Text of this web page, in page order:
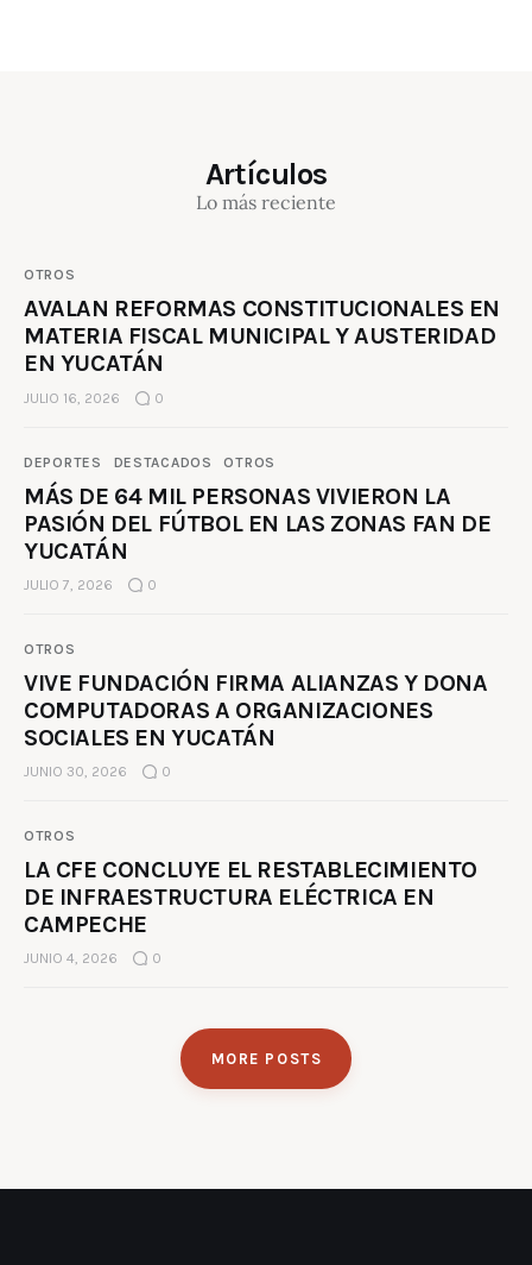
Artículos
Lo más reciente
OTROS
AVALAN REFORMAS CONSTITUCIONALES EN
MATERIA FISCAL MUNICIPAL Y AUSTERIDAD
EN YUCATÁN
JULIO 16, 2026 0
DEPORTES DESTACADOS OTROS
MÁS DE 64 MIL PERSONAS VIVIERON LA
PASIÓN DEL FÚTBOL EN LAS ZONAS FAN DE
YUCATÁN
JULIO 7, 2026 0
OTROS
VIVE FUNDACIÓN FIRMA ALIANZAS Y DONA
COMPUTADORAS A ORGANIZACIONES
SOCIALES EN YUCATÁN
JUNIO 30, 2026 0
OTROS
LA CFE CONCLUYE EL RESTABLECIMIENTO
DE INFRAESTRUCTURA ELÉCTRICA EN
CAMPECHE
JUNIO 4, 2026 0
MORE POSTS